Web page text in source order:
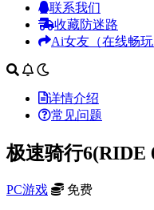
联系我们
收藏防迷路
Ai女友（在线畅玩
详情介绍
常见问题
极速骑行6(RIDE
PC游戏 免费